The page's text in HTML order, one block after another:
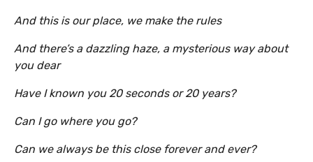
And this is our place, we make the rules
And there’s a dazzling haze, a mysterious way about
you dear
Have I known you 20 seconds or 20 years?
Can I go where you go?
Can we always be this close forever and ever?